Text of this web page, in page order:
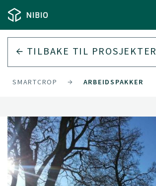
TILBAKE TIL PROSJEKTER
SMARTCROP ARBEIDSPAKKER